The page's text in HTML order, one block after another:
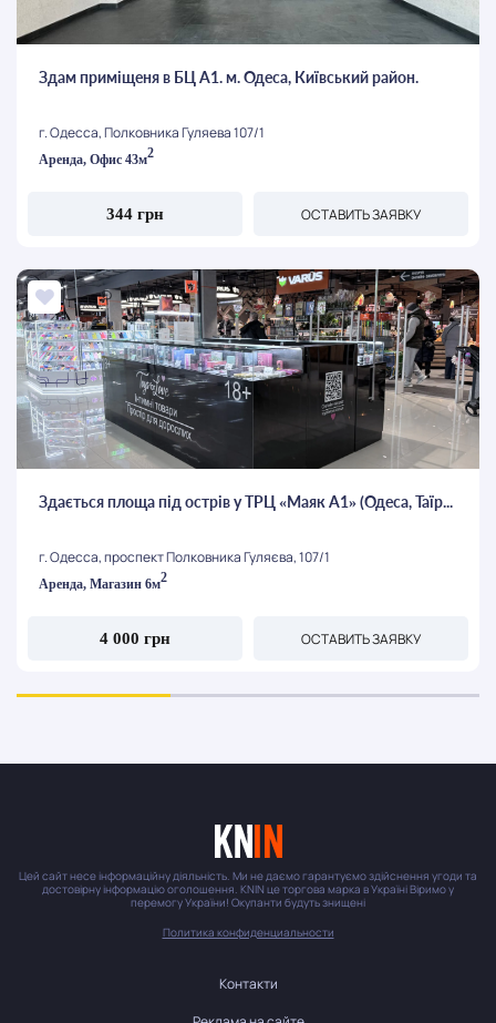
Здам приміщеня в БЦ А1. м. Одеса, Київський район.
г. Одесса, Полковника Гуляева 107/1
Аренда, Офис 43м2
344 грн ОСТАВИТЬ ЗАЯВКУ
Здається площа під острів у ТРЦ «Маяк А1» (Одеса, Таїр...
г. Одесса, проспект Полковника Гуляєва, 107/1
Аренда, Магазин 6м2
4 000 грн ОСТАВИТЬ ЗАЯВКУ
Цей сайт несе інформаційну діяльність. Ми не даємо гарантуємо здійснення угоди та
достовірну інформацію оголошення. KNIN це торгова марка в Україні Віримо у
перемогу України! Окупанти будуть знищені
Политика конфиденциальности
Контакти